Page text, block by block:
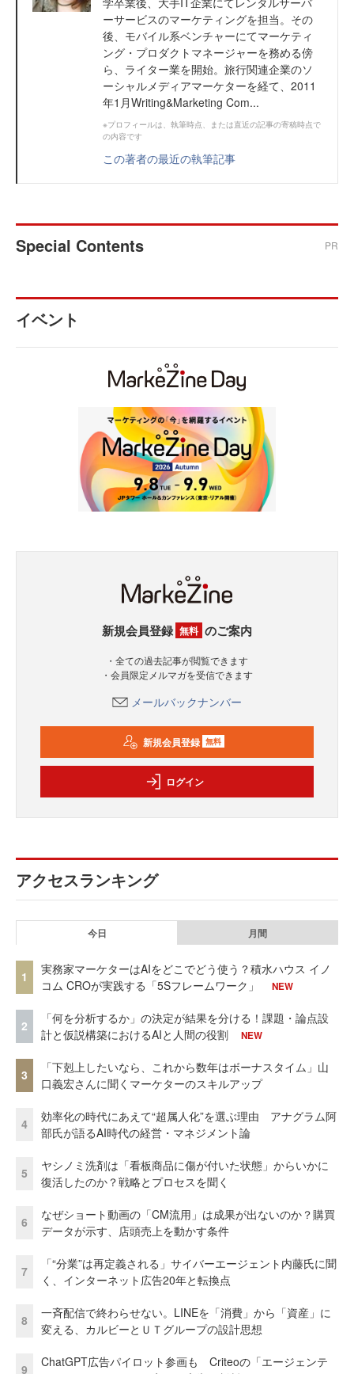
ーサービスのマーケティングを担当。その
後、モバイル系ベンチャーにてマーケティ
ング・プロダクトマネージャーを務める傍
ら、ライター業を開始。旅行関連企業のソ
ーシャルメディアマーケターを経て、2011
年1月Writing&Marketing Com...
※プロフィールは、執筆時点、または直近の記事の寄稿時点で
の内容です
この著者の最近の執筆記事
Special Contents PR
イベント
新規会員登録 無料 のご案内
・全ての過去記事が閲覧できます
・会員限定メルマガを受信できます
メールバックナンバー
新規会員登録 無料
ログイン
アクセスランキング
今日 月間
1
実務家マーケターはAIをどこでどう使う？積水ハウス イノ
コム CROが実践する「5Sフレームワーク」
NEW
2
「何を分析するか」の決定が結果を分ける！課題・論点設
計と仮説構築におけるAIと人間の役割
NEW
3
「下剋上したいなら、これから数年はボーナスタイム」山
口義宏さんに聞くマーケターのスキルアップ
4
効率化の時代にあえて“超属人化”を選ぶ理由 アナグラム阿
部氏が語るAI時代の経営・マネジメント論
5
ヤシノミ洗剤は「看板商品に傷が付いた状態」からいかに
復活したのか？戦略とプロセスを聞く
6
なぜショート動画の「CM流用」は成果が出ないのか？購買
データが示す、店頭売上を動かす条件
7
「“分業”は再定義される」サイバーエージェント内藤氏に聞
く、インターネット広告20年と転換点
8
一斉配信で終わらせない。LINEを「消費」から「資産」に
変える、カルビーとＵＴグループの設計思想
9
ChatGPT広告パイロット参画も Criteoの「エージェンテ